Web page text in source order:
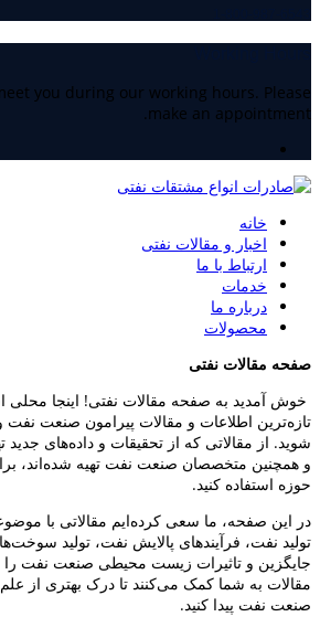
you during our working hours. Please
make an appointment.
خانه
اخبار و مقالات نفتی
ارتباط با ما
خدمات
درباره ما
محصولات
صفحه مقالات نفتی
خوش آمدید به صفحه مقالات نفتی! اینجا محلی
تازه‌ترین اطلاعات و مقالات پیرامون صنعت
شوید. از مقالاتی که از تحقیقات و داده‌های جدید
و همچنین متخصصان صنعت نفت تهیه شده‌اند،
حوزه استفاده کنید.
در این صفحه، ما سعی کرده‌ایم مقالاتی با
تولید نفت، فرآیندهای پالایش نفت، تولید
جایگزین و تاثیرات زیست محیطی صنعت نفت را
مقالات به شما کمک می‌کنند تا درک بهتری از
صنعت نفت پیدا کنید.